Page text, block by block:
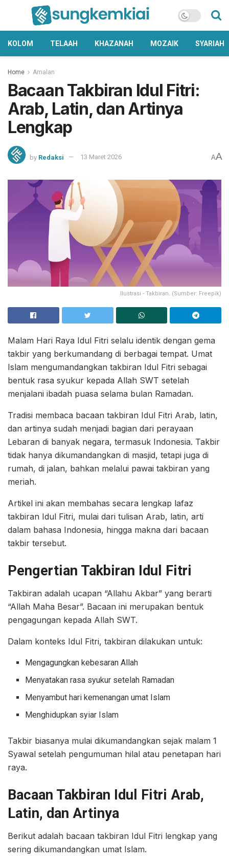
KOLOM TELAAH KHAZANAH MOZAIK SYARIAH
Home Amalan
Bacaan Takbiran Idul Fitri:
Arab, Latin, dan Artinya
Lengkap
by Redaksi 13 Maret 2026 AA
Ilustrasi - Takbiran. (Sumber: Freepik)
Malam Hari Raya Idul Fitri selalu identik dengan gema
takbir yang berkumandang di berbagai tempat. Umat
Islam mengumandangkan takbiran Idul Fitri sebagai
bentuk rasa syukur kepada Allah SWT setelah
menjalani ibadah puasa selama bulan Ramadan.
Tradisi membaca bacaan takbiran Idul Fitri Arab, latin,
dan artinya sudah menjadi bagian dari perayaan
Lebaran di banyak negara, termasuk Indonesia. Takbir
tidak hanya dikumandangkan di masjid, tetapi juga di
rumah, di jalan, bahkan melalui pawai takbiran yang
meriah.
Artikel ini akan membahas secara lengkap lafaz
takbiran Idul Fitri, mulai dari tulisan Arab, latin, arti
dalam bahasa Indonesia, hingga makna dari bacaan
takbir tersebut.
Pengertian Takbiran Idul Fitri
Takbiran adalah ucapan “Allahu Akbar” yang berarti
“Allah Maha Besar”. Bacaan ini merupakan bentuk
pengagungan kepada Allah SWT.
Dalam konteks Idul Fitri, takbiran dilakukan untuk:
Mengagungkan kebesaran Allah
Menyatakan rasa syukur setelah Ramadan
Menyambut hari kemenangan umat Islam
Menghidupkan syiar Islam
Takbir biasanya mulai dikumandangkan sejak malam 1
Syawal setelah pengumuman hilal atau penetapan hari
raya.
Bacaan Takbiran Idul Fitri Arab,
Latin, dan Artinya
Berikut adalah bacaan takbiran Idul Fitri lengkap yang
sering dikumandangkan umat Islam.